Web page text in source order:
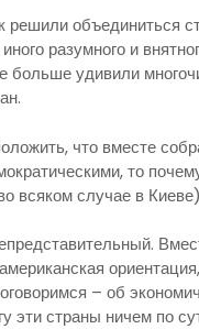
объединиться
разумного и
больше удивили
что вместе
то
всяком случае в
– об
эти страны ничем по